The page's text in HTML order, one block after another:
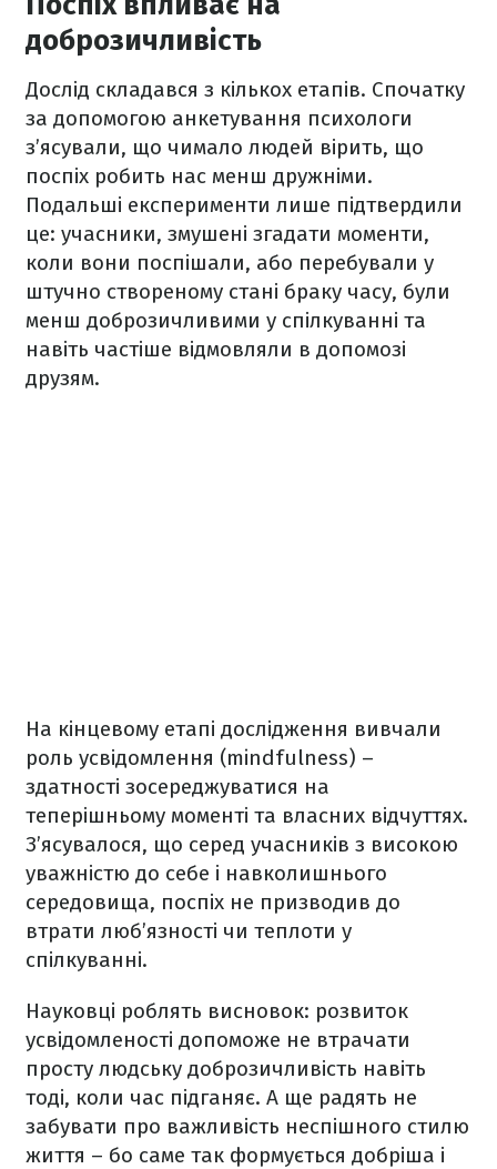
доброзичливість
Дослід складався з кількох етапів. Спочатку
за допомогою анкетування психологи
з’ясували, що чимало людей вірить, що
поспіх робить нас менш дружніми.
Подальші експерименти лише підтвердили
це: учасники, змушені згадати моменти,
коли вони поспішали, або перебували у
штучно створеному стані браку часу, були
менш доброзичливими у спілкуванні та
навіть частіше відмовляли в допомозі
друзям.
На кінцевому етапі дослідження вивчали
роль усвідомлення (mindfulness) –
здатності зосереджуватися на
теперішньому моменті та власних відчуттях.
З’ясувалося, що серед учасників з високою
уважністю до себе і навколишнього
середовища, поспіх не призводив до
втрати люб’язності чи теплоти у
спілкуванні.
Науковці роблять висновок: розвиток
усвідомленості допоможе не втрачати
просту людську доброзичливість навіть
тоді, коли час підганяє. А ще радять не
забувати про важливість неспішного стилю
життя – бо саме так формується добріша і